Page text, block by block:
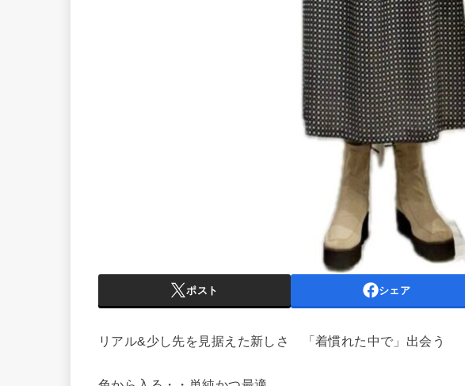
ポスト シェア
リアル&少し先を見据えた新しさ 「着慣れた中で」出会う